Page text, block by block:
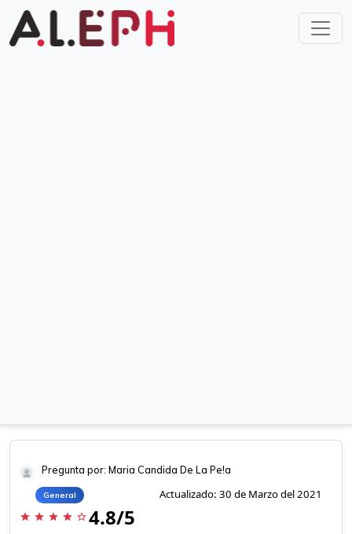
Pregunta por: Maria Candida De La Pe!a
General Actualizado: 30 de Marzo del 2021
star star star star star_border 4.8/5